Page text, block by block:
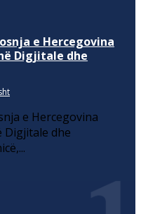
e Hercegovina
Digjitale dhe
e Hercegovina
Digjitale dhe